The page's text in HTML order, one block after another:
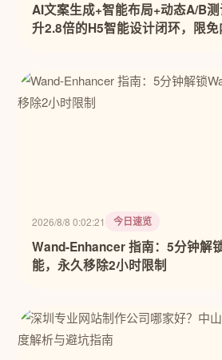
AI文案生成+智能布局+动态A/B
升2.8倍的H5智能设计闭环，限
2026/8/8 0:02:21 今日速览
Wand-Enhancer 指南：5分钟解
能，永久移除2小时限制